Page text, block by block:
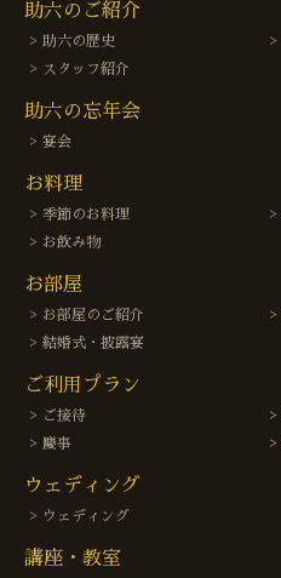
助六のご紹介
助六の歴史
スタッフ紹介
助六の忘年会
宴会
お料理
季節のお料理
お飲み物
お部屋
お部屋のご紹介
結婚式・披露宴
ご利用プラン
ご接待
慶事
ウェディング
ウェディング
講座・教室